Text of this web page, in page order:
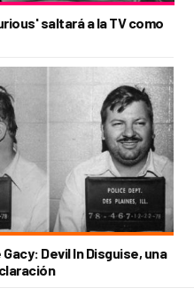
saltará a la TV como
Devil In Disguise, una